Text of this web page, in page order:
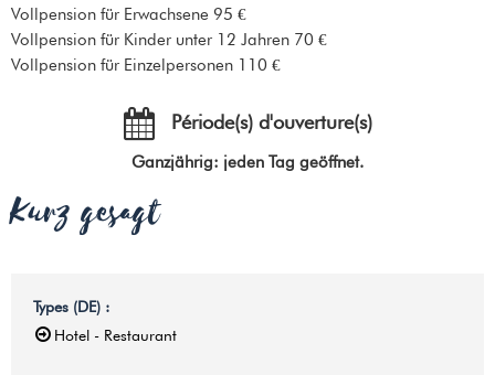
Vollpension für Erwachsene 95 €
Vollpension für Kinder unter 12 Jahren 70 €
Vollpension für Einzelpersonen 110 €
Période(s) d'ouverture(s)
Ganzjährig: jeden Tag geöffnet.
Kurz gesagt
Types (DE) :
Hotel - Restaurant